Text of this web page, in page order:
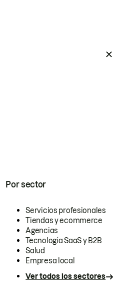
Por sector
Servicios profesionales
Tiendas y ecommerce
Agencias
Tecnología SaaS y B2B
Salud
Empresa local
Ver todos los sectores